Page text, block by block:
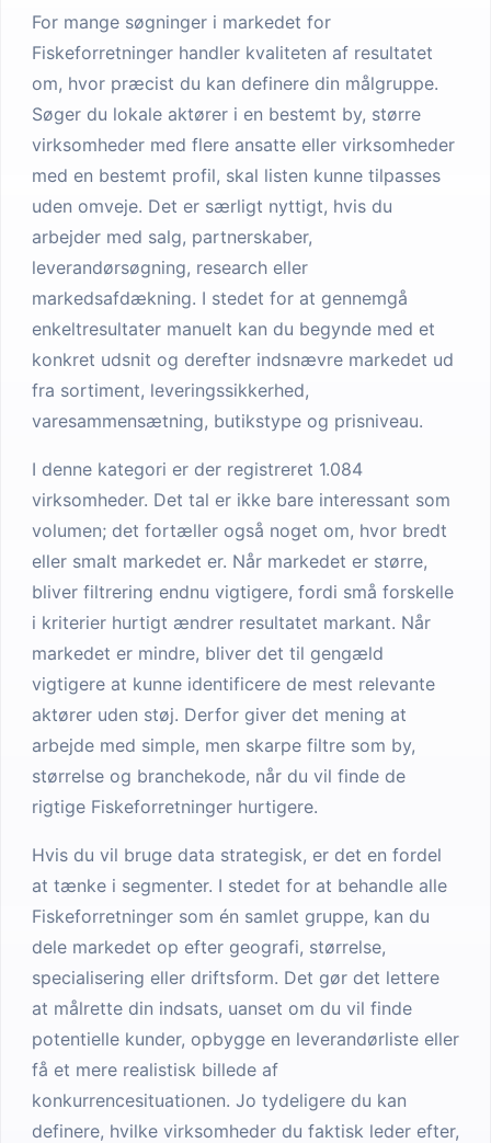
For mange søgninger i markedet for
Fiskeforretninger handler kvaliteten af resultatet
om, hvor præcist du kan definere din målgruppe.
Søger du lokale aktører i en bestemt by, større
virksomheder med flere ansatte eller virksomheder
med en bestemt profil, skal listen kunne tilpasses
uden omveje. Det er særligt nyttigt, hvis du
arbejder med salg, partnerskaber,
leverandørsøgning, research eller
markedsafdækning. I stedet for at gennemgå
enkeltresultater manuelt kan du begynde med et
konkret udsnit og derefter indsnævre markedet ud
fra sortiment, leveringssikkerhed,
varesammensætning, butikstype og prisniveau.
I denne kategori er der registreret 1.084
virksomheder. Det tal er ikke bare interessant som
volumen; det fortæller også noget om, hvor bredt
eller smalt markedet er. Når markedet er større,
bliver filtrering endnu vigtigere, fordi små forskelle
i kriterier hurtigt ændrer resultatet markant. Når
markedet er mindre, bliver det til gengæld
vigtigere at kunne identificere de mest relevante
aktører uden støj. Derfor giver det mening at
arbejde med simple, men skarpe filtre som by,
størrelse og branchekode, når du vil finde de
rigtige Fiskeforretninger hurtigere.
Hvis du vil bruge data strategisk, er det en fordel
at tænke i segmenter. I stedet for at behandle alle
Fiskeforretninger som én samlet gruppe, kan du
dele markedet op efter geografi, størrelse,
specialisering eller driftsform. Det gør det lettere
at målrette din indsats, uanset om du vil finde
potentielle kunder, opbygge en leverandørliste eller
få et mere realistisk billede af
konkurrencesituationen. Jo tydeligere du kan
definere, hvilke virksomheder du faktisk leder efter,